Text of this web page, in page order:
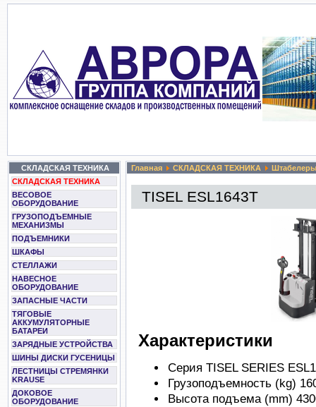
СКЛАДСКАЯ ТЕХНИКА
СКЛАДСКАЯ ТЕХНИКА
ВЕСОВОЕ
ОБОРУДОВАНИЕ
ГРУЗОПОДЪЕМНЫЕ
МЕХАНИЗМЫ
ПОДЪЕМНИКИ
ШКАФЫ
СТЕЛЛАЖИ
НАВЕСНОЕ
ОБОРУДОВАНИЕ
ЗАПАСНЫЕ ЧАСТИ
ТЯГОВЫЕ
АККУМУЛЯТОРНЫЕ
БАТАРЕИ
ЗАРЯДНЫЕ УСТРОЙСТВА
ШИНЫ ДИСКИ ГУСЕНИЦЫ
ЛЕСТНИЦЫ СТРЕМЯНКИ
KRAUSE
ДОКОВОЕ
ОБОРУДОВАНИЕ
Главная СКЛАДСКАЯ ТЕХНИКА Штабелеры
TISEL ESL1643T
Характеристики
Серия TISEL SERIES
Грузоподъемность (kg)
Высота подъема (mm)